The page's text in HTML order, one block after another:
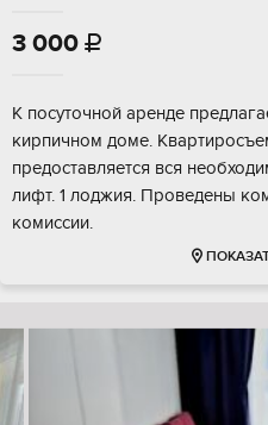
3 000 
К посуточной аренде
кирпичном доме.
предоставляется вся
лифт. 1 лоджия. Проведены
комиссии.